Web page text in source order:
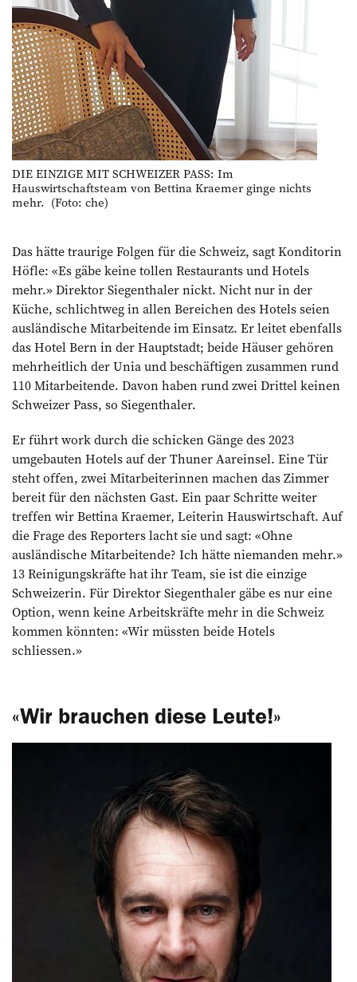
DIE EINZIGE MIT SCHWEIZER PASS: Im
Hauswirtschaftsteam von Bettina Kraemer ginge nichts
mehr. (Foto: che)
Das hätte traurige Folgen für die Schweiz, sagt Konditorin
Höfle: «Es gäbe keine tollen Restaurants und Hotels
mehr.» Direktor Siegenthaler nickt. Nicht nur in der
Küche, schlichtweg in allen Bereichen des Hotels seien
ausländische Mitarbeitende im Einsatz. Er leitet ebenfalls
das Hotel Bern in der Hauptstadt; beide Häuser gehören
mehrheitlich der Unia und beschäftigen zusammen rund
110 Mitarbeitende. Davon haben rund zwei Drittel keinen
Schweizer Pass, so Siegenthaler.
Er führt work durch die schicken Gänge des 2023
umgebauten Hotels auf der Thuner Aare­insel. Eine Tür
steht offen, zwei Mitarbeiterinnen machen das Zimmer
bereit für den nächsten Gast. Ein paar Schritte weiter
treffen wir Bettina Kraemer, Leiterin Hauswirtschaft. Auf
die Frage des Reporters lacht sie und sagt: «Ohne
ausländische Mitarbeitende? Ich hätte niemanden mehr.»
13 Reinigungskräfte hat ihr Team, sie ist die einzige
Schweizerin. Für Direktor Siegenthaler gäbe es nur eine
Option, wenn keine Arbeitskräfte mehr in die Schweiz
kommen könnten: «Wir müssten beide Hotels
schliessen.»
«Wir brauchen diese Leute!»